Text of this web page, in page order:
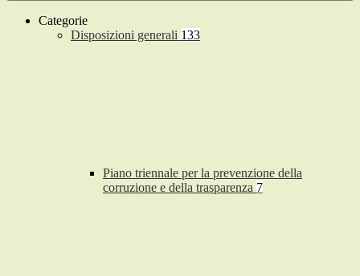
Categorie
Disposizioni generali 133
Piano triennale per la prevenzione della
corruzione e della trasparenza 7